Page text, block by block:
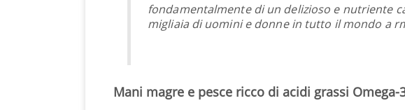
fondamentalmente di un delizioso e nutriente
migliaia di uomini e donne in tutto il mondo a
Mani magre e pesce ricco di acidi grassi Omega-